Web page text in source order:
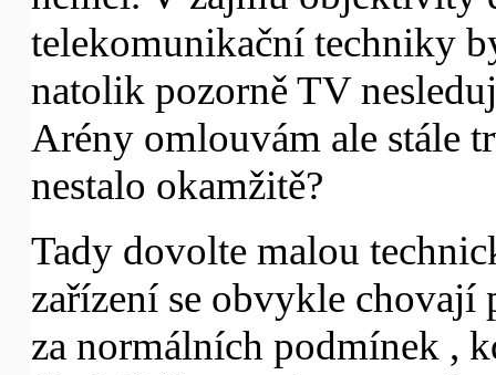
telekomunikační techniky
natolik pozorně TV
Arény omlouvám ale stále
nestalo okamžitě?
Tady dovolte malou
zařízení se obvykle
za normálních podmínek ,